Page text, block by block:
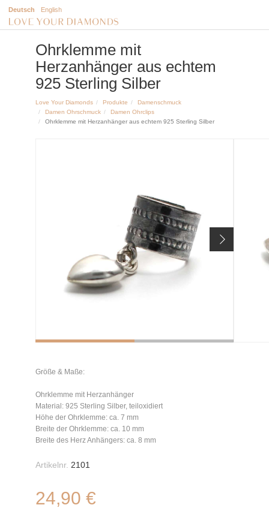
Deutsch English
Ohrklemme mit
Herzanhänger aus echtem
925 Sterling Silber
Love Your Diamonds Produkte
Damenschmuck
Damen Ohrschmuck
Damen Ohrclips
Ohrklemme mit Herzanhänger aus echtem 925 Sterling Silber
Größe & Maße:
Ohrklemme mit Herzanhänger
Material: 925 Sterling Silber, teiloxidiert
Höhe der Ohrklemme: ca. 7 mm
Breite der Ohrklemme: ca. 10 mm
Breite des Herz Anhängers: ca. 8 mm
Artikelnr. 2101
24,90 €